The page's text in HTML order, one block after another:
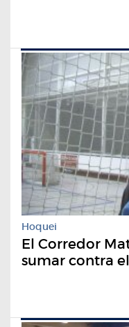
Hoquei
El Corredor
sumar contra